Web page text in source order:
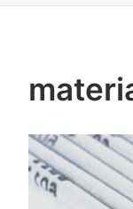
DOWNLOAD
HEROLASER